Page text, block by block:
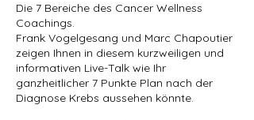
Die 7 Bereiche des Cancer Wellness
Coachings.
Frank Vogelgesang und Marc Chapoutier
zeigen Ihnen in diesem kurzweiligen und
informativen Live-Talk wie Ihr
ganzheitlicher 7 Punkte Plan nach der
Diagnose Krebs aussehen könnte.